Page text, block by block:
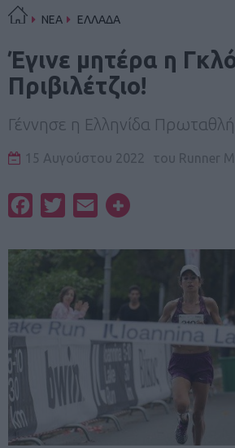
ΝΕΑ ΕΛΛΑΔΑ
Έγινε μητέρα η
Πριβιλέτζιο!
Γέννησε η Ελληνίδα
15 Αυγούστου 2022 του Runner
FacebookTwitterEmail